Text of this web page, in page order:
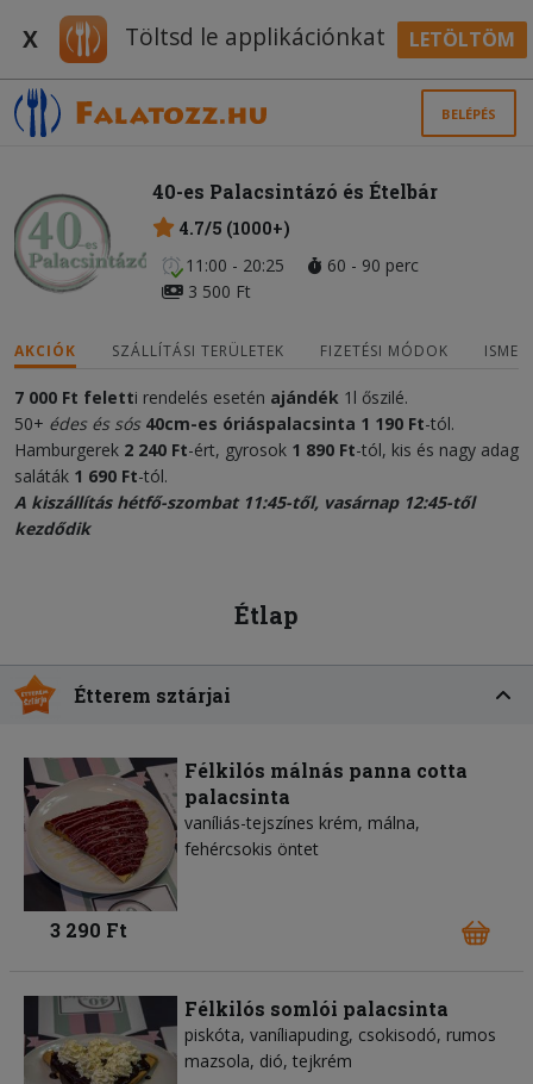
X Töltsd le applikációnkat LETÖLTÖM
BELÉPÉS
40-es Palacsintázó és Ételbár
4.7/5 (1000+)
11:00 - 20:25
60 - 90 perc
3 500 Ft
AKCIÓK SZÁLLÍTÁSI TERÜLETEK FIZETÉSI MÓDOK
7 000 Ft feletti rendelés esetén ajándék 1l őszilé.
50+ édes és sós 40cm-es óriáspalacsinta 1 190 Ft-tól.
Hamburgerek 2 240 Ft-ért, gyrosok 1 890 Ft-tól, kis és nagy adag
saláták 1 690 Ft-tól.
A kiszállítás hétfő-szombat 11:45-től, vasárnap 12:45-től
kezdődik
Étlap
Étterem sztárjai
Félkilós málnás panna cotta
palacsinta
vaníliás-tejszínes krém, málna,
fehércsokis öntet
3 290 Ft
Félkilós somlói palacsinta
piskóta, vaníliapuding, csokisodó, rumos
mazsola, dió, tejkrém